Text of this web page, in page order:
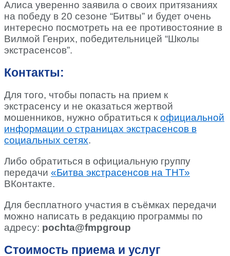
Алиса уверенно заявила о своих притязаниях
на победу в 20 сезоне “Битвы” и будет очень
интересно посмотреть на ее противостояние в
Вилмой Генрих, победительницей “Школы
экстрасенсов”.
Контакты:
Для того, чтобы попасть на прием к
экстрасенсу и не оказаться жертвой
мошенников, нужно обратиться кофициальной
информации о страницах экстрасенсов в
социальных сетях.
Либо обратиться в официальную группу
передачи «Битва экстрасенсов на ТНТ»
ВКонтакте.
Для бесплатного участия в съёмках передачи
можно написать в редакцию программы по
адресу: pochta@fmpgroup
Стоимость приема и услуг